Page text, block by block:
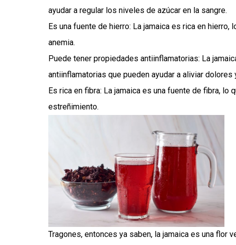
ayudar a regular los niveles de azúcar en la sangre.
Es una fuente de hierro: La jamaica es rica en
anemia.
Puede tener propiedades antiinflamatorias: La
antiinflamatorias que pueden ayudar a aliviar dolores
Es rica en fibra: La jamaica es una fuente de fibra,
estreñimiento.
Tragones, entonces ya saben, la jamaica es una